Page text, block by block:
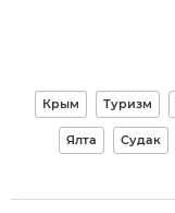
Крым Туризм
Ялта Судак